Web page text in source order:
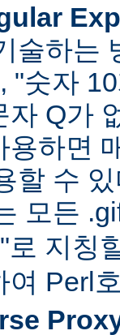
술하는
"숫자
자 Q가
용하면
할 수
모든
"로 지칭
여 Perl